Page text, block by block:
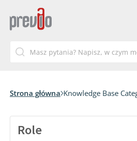
Strona główna Knowledge Base
Role